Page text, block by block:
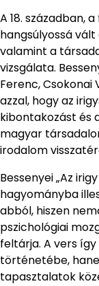
A 18. században,
hangsúlyossá vált
valamint a
vizsgálata.
Ferenc, Csokonai
azzal, hogy az
kibontakozást és
magyar
irodalom
Bessenyei „Az
hagyományba
abból, hiszen
pszichológiai
feltárja. A vers
történetébe,
tapasztalatok